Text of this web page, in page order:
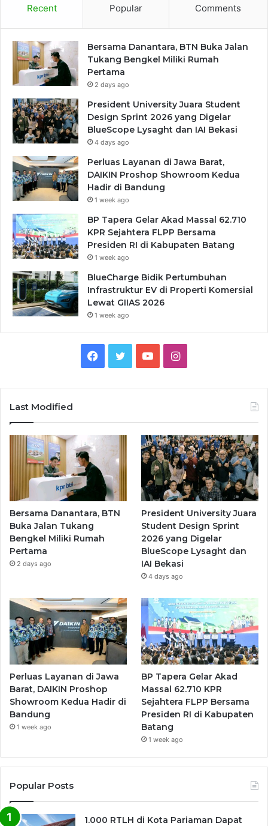
Recent Popular Comments
Bersama Danantara, BTN Buka Jalan
Tukang Bengkel Miliki Rumah
Pertama
2 days ago
President University Juara Student
Design Sprint 2026 yang Digelar
BlueScope Lysaght dan IAI Bekasi
4 days ago
Perluas Layanan di Jawa Barat,
DAIKIN Proshop Showroom Kedua
Hadir di Bandung
1 week ago
BP Tapera Gelar Akad Massal 62.710
KPR Sejahtera FLPP Bersama
Presiden RI di Kabupaten Batang
1 week ago
BlueCharge Bidik Pertumbuhan
Infrastruktur EV di Properti Komersial
Lewat GIIAS 2026
1 week ago
Facebook
TwitterYouTubeInstagram
Last Modified
Bersama Danantara, BTN
Buka Jalan Tukang
Bengkel Miliki Rumah
Pertama
2 days ago
President University Juara
Student Design Sprint
2026 yang Digelar
BlueScope Lysaght dan
IAI Bekasi
4 days ago
Perluas Layanan di Jawa
Barat, DAIKIN Proshop
Showroom Kedua Hadir di
Bandung
1 week ago
BP Tapera Gelar Akad
Massal 62.710 KPR
Sejahtera FLPP Bersama
Presiden RI di Kabupaten
Batang
1 week ago
Popular Posts
1.000 RTLH di Kota Pariaman Dapat